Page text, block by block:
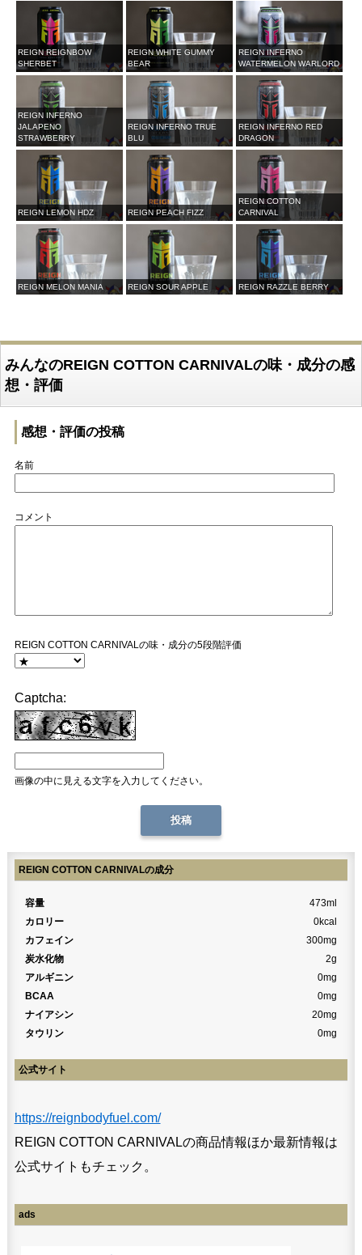
REIGN REIGNBOW
SHERBET
REIGN WHITE GUMMY
BEAR
REIGN INFERNO
WATERMELON WARLORD
REIGN INFERNO
JALAPENO
STRAWBERRY
REIGN INFERNO TRUE
BLU
REIGN INFERNO RED
DRAGON
REIGN LEMON HDZ REIGN PEACH FIZZ
REIGN COTTON
CARNIVAL
REIGN MELON MANIA REIGN SOUR APPLE REIGN RAZZLE BERRY
みんなのREIGN COTTON CARNIVALの味・成分の感
想・評価
感想・評価の投稿
名前
コメント
REIGN COTTON CARNIVALの味・成分の5段階評価
Captcha:
画像の中に見える文字を入力してください。
REIGN COTTON CARNIVALの成分
容量
473ml
カロリー
0kcal
カフェイン
300mg
炭水化物
2g
アルギニン
0mg
BCAA
0mg
ナイアシン
20mg
タウリン
0mg
公式サイト
https://reignbodyfuel.com/
REIGN COTTON CARNIVALの商品情報ほか最新情報は
公式サイトもチェック。
ads